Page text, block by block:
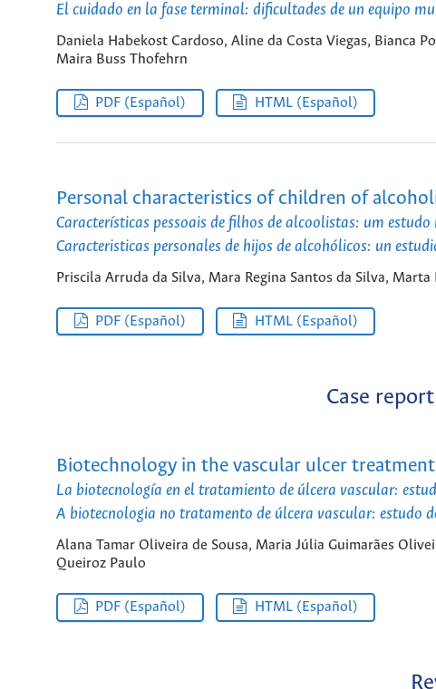
El cuidado en la fase terminal: dificultades de un equipo
Daniela Habekost Cardoso, Aline da Costa Viegas, Bianca
Maira Buss Thofehrn
PDF (Español) HTML (Español)
Personal characteristics of children of
Características pessoais de filhos de alcoolistas: um
Caracteristicas personales de hijos de alcohólicos: un
Priscila Arruda da Silva, Mara Regina Santos da Silva, Marta
PDF (Español) HTML (Español)
Case
Biotechnology in the vascular ulcer
La biotecnología en el tratamiento de úlcera vascular:
A biotecnologia no tratamento de úlcera vascular: estudo
Alana Tamar Oliveira de Sousa, Maria Júlia Guimarães
Queiroz Paulo
PDF (Español) HTML (Español)